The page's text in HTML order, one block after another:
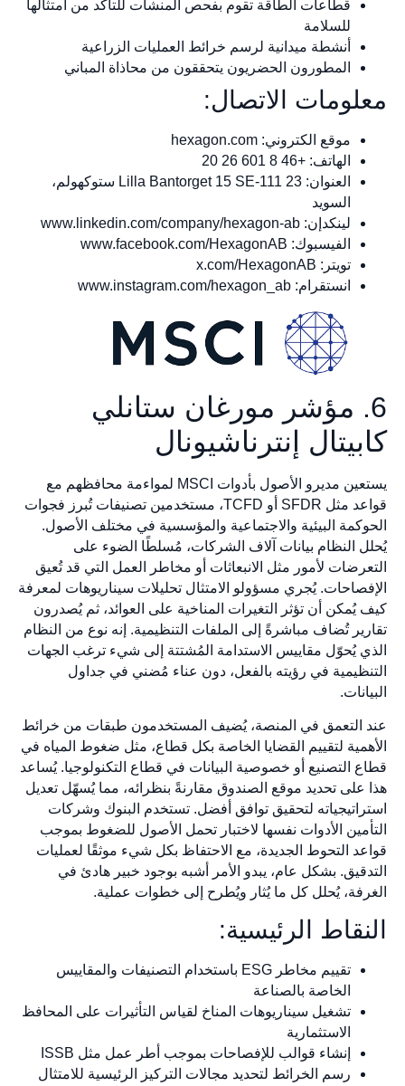
قطاعات الطاقة تقوم بفحص المنشآت للتأكد من امتثالها
للسلامة
أنشطة ميدانية لرسم خرائط العمليات الزراعية
المطورون الحضريون يتحققون من محاذاة المباني
معلومات الاتصال:
موقع الكتروني: hexagon.com
الهاتف: +46 8 601 26 20
العنوان: Lilla Bantorget 15 SE-111 23 ستوكهولم،
السويد
لينكدإن: www.linkedin.com/company/hexagon-ab
الفيسبوك: www.facebook.com/HexagonAB
تويتر: x.com/HexagonAB
انستقرام: www.instagram.com/hexagon_ab
6. مؤشر مورغان ستانلي
كابيتال إنترناشيونال
يستعين مديرو الأصول بأدوات MSCI لمواءمة محافظهم مع
قواعد مثل SFDR أو TCFD، مستخدمين تصنيفات تُبرز فجوات
الحوكمة البيئية والاجتماعية والمؤسسية في مختلف الأصول.
يُحلل النظام بيانات آلاف الشركات، مُسلطًا الضوء على
التعرضات لأمور مثل الانبعاثات أو مخاطر العمل التي قد تُعيق
الإفصاحات. يُجري مسؤولو الامتثال تحليلات سيناريوهات لمعرفة
كيف يُمكن أن تؤثر التغيرات المناخية على العوائد، ثم يُصدرون
تقارير تُضاف مباشرةً إلى الملفات التنظيمية. إنه نوع من النظام
الذي يُحوّل مقاييس الاستدامة المُشتتة إلى شيء ترغب الجهات
التنظيمية في رؤيته بالفعل، دون عناء مُضني في جداول
البيانات.
عند التعمق في المنصة، يُضيف المستخدمون طبقات من خرائط
الأهمية لتقييم القضايا الخاصة بكل قطاع، مثل ضغوط المياه في
قطاع التصنيع أو خصوصية البيانات في قطاع التكنولوجيا. يُساعد
هذا على تحديد موقع الصندوق مقارنةً بنظرائه، مما يُسهّل تعديل
استراتيجياته لتحقيق توافق أفضل. تستخدم البنوك وشركات
التأمين الأدوات نفسها لاختبار تحمل الأصول للضغوط بموجب
قواعد التحوط الجديدة، مع الاحتفاظ بكل شيء موثقًا لعمليات
التدقيق. بشكل عام، يبدو الأمر أشبه بوجود خبير هادئ في
الغرفة، يُحلل كل ما يُثار ويُطرح إلى خطوات عملية.
النقاط الرئيسية:
تقييم مخاطر ESG باستخدام التصنيفات والمقاييس
الخاصة بالصناعة
تشغيل سيناريوهات المناخ لقياس التأثيرات على المحافظ
الاستثمارية
إنشاء قوالب للإفصاحات بموجب أطر عمل مثل ISSB
رسم الخرائط لتحديد مجالات التركيز الرئيسية للامتثال